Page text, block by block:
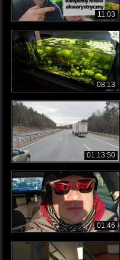
11:03
08:13
01:13:50
01:46